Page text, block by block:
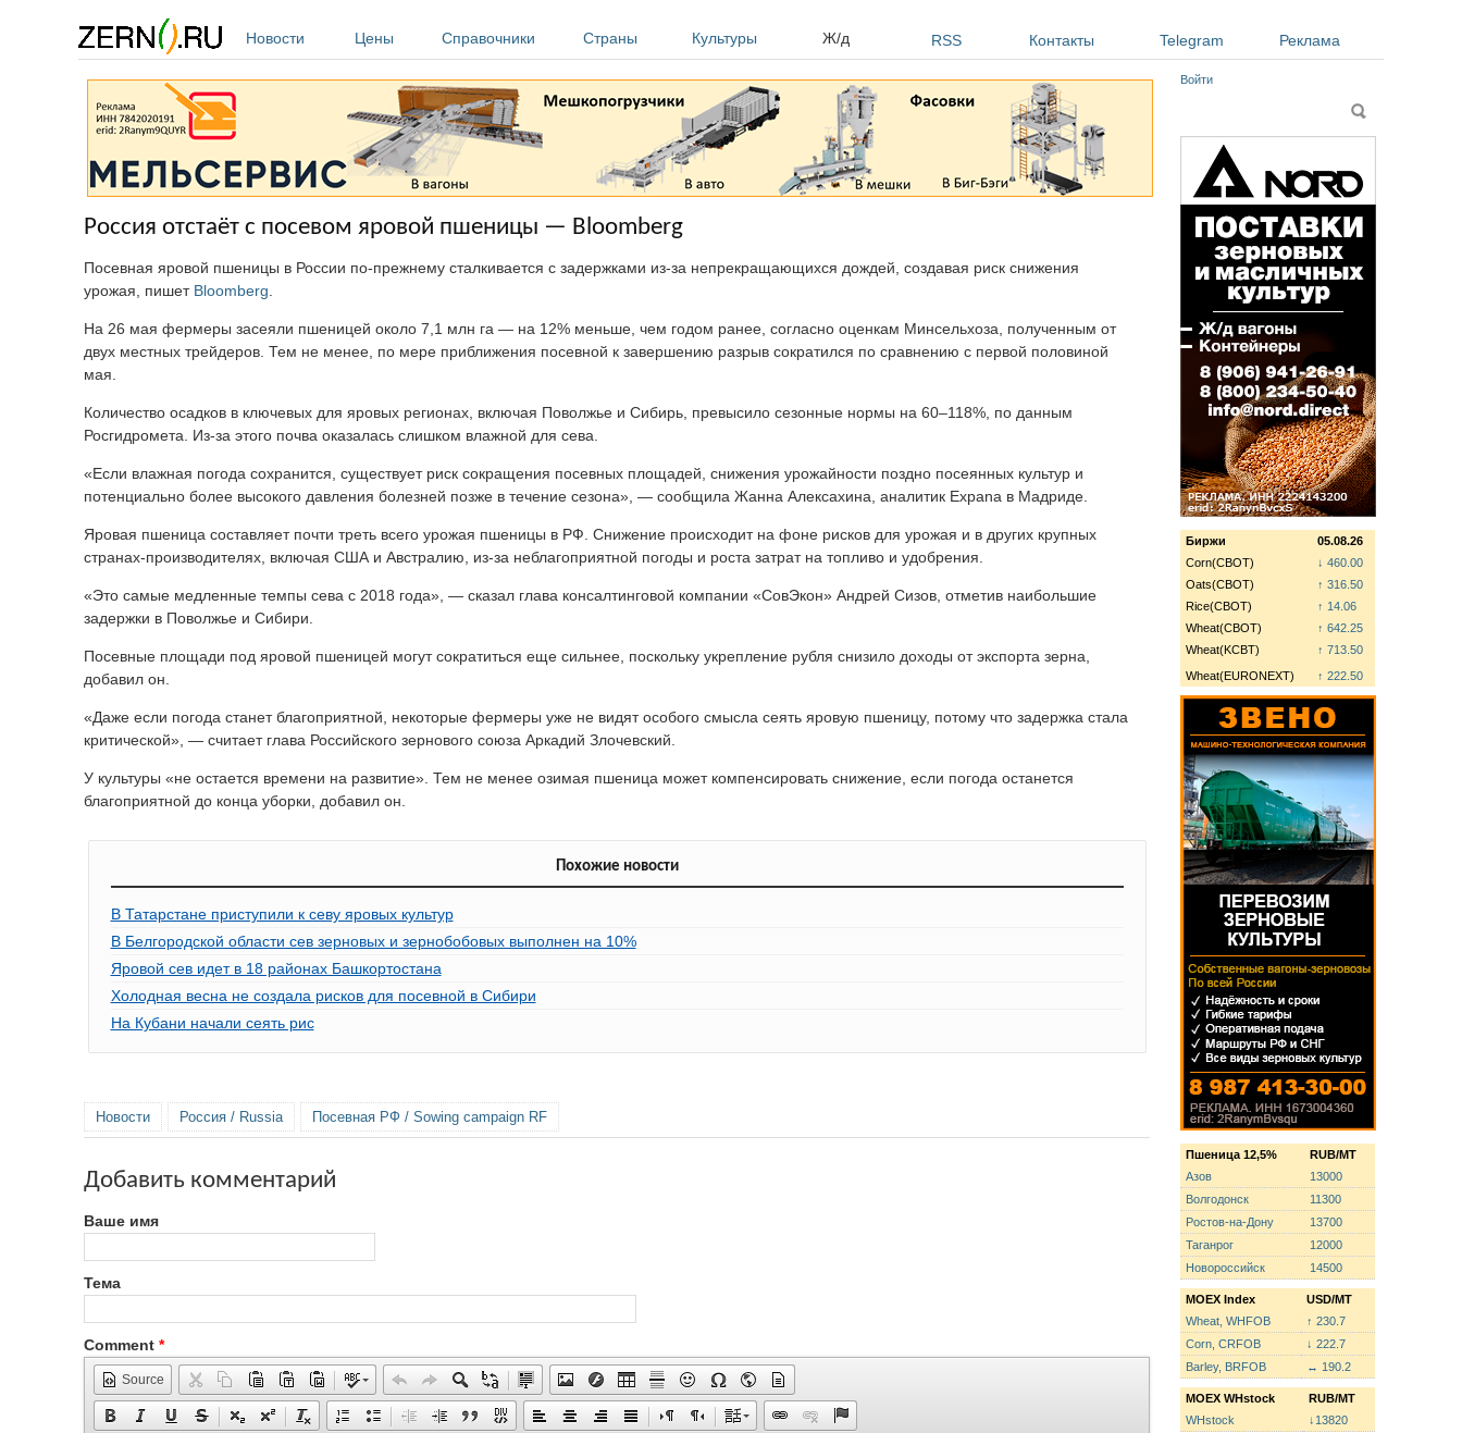
Новости
Цены Справочники Страны Культуры Ж/д RSS Контакты Telegram Реклама
Россия отстаёт с посевом яровой пшеницы — Bloomberg
Посевная яровой пшеницы в России по-прежнему сталкивается с задержками из-за непрекращающихся дождей, создавая риск снижения
урожая, пишет Bloomberg
На 26 мая фермеры засеяли пшеницей около 7,1 млн га — на 12% меньше, чем годом ранее, согласно оценкам Минсельхоза, полученным от
двух местных трейдеров. Тем не менее, по мере приближения посевной к завершению разрыв сократился по сравнению с первой половиной
мая.
Количество осадков в ключевых для яровых регионах, включая Поволжье и Сибирь, превысило сезонные нормы на 60–118%, по данным
Росгидромета. Из-за этого почва оказалась слишком влажной для сева.
«Если влажная погода сохранится, существует риск сокращения посевных площадей, снижения урожайности поздно посеянных культур и
потенциально более высокого давления болезней позже в течение сезона», — сообщила Жанна Алексахина, аналитик Expana в Мадриде.
Яровая пшеница составляет почти треть всего урожая пшеницы в РФ. Снижение происходит на фоне рисков для урожая и в других крупных
странах-производителях, включая США и Австралию, из-за неблагоприятной погоды и роста затрат на топливо и удобрения.
«Это самые медленные темпы сева с 2018 года», — сказал глава консалтинговой компании «СовЭкон» Андрей Сизов, отметив наибольшие
задержки в Поволжье и Сибири.
Посевные площади под яровой пшеницей могут сократиться еще сильнее, поскольку укрепление рубля снизило доходы от экспорта зерна,
добавил он.
«Даже если погода станет благоприятной, некоторые фермеры уже не видят особого смысла сеять яровую пшеницу, потому что задержка стала
критической», — считает глава Российского зернового союза Аркадий Злочевский.
У культуры «не остается времени на развитие». Тем не менее озимая пшеница может компенсировать снижение, если погода останется
благоприятной до конца уборки, добавил он.
Похожие новости
В Татарстане приступили к севу яровых культур
В Белгородской области сев зерновых и зернобобовых выполнен на 10%
Яровой сев идет в 18 районах Башкортостана
Холодная весна не создала рисков для посевной в Сибири
На Кубани начали сеять рис
Новости Россия / Russia Посевная РФ / Sowing campaign RF
Добавить комментарий
Ваше имя
Тема
Comment *
Source
Войти
Поиск
Биржи
05.08.26
Corn(CBOT)
↓ 460.00
Oats(CBOT)
↑ 316.50
Rice(CBOT)
↑ 14.06
Wheat(CBOT)
↑ 642.25
Wheat(KCBT)
↑ 713.50
Wheat(EURONEXT)
↑ 222.50
Пшеница 12,5%
RUB/MT
Азов
13000
Волгодонск
11300
Ростов-на-Дону
13700
Таганрог
12000
Новороссийск
14500
MOEX Index
USD/MT
Wheat, WHFOB
↑ 230.7
Corn, CRFOB
↓ 222.7
Barley, BRFOB
↔ 190.2
MOEX WHstock
RUB/MT
WHstock
↓13820